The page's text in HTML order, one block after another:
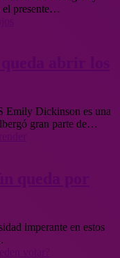
el presente…
Dickinson es una
gran parte de…
imperante en estos